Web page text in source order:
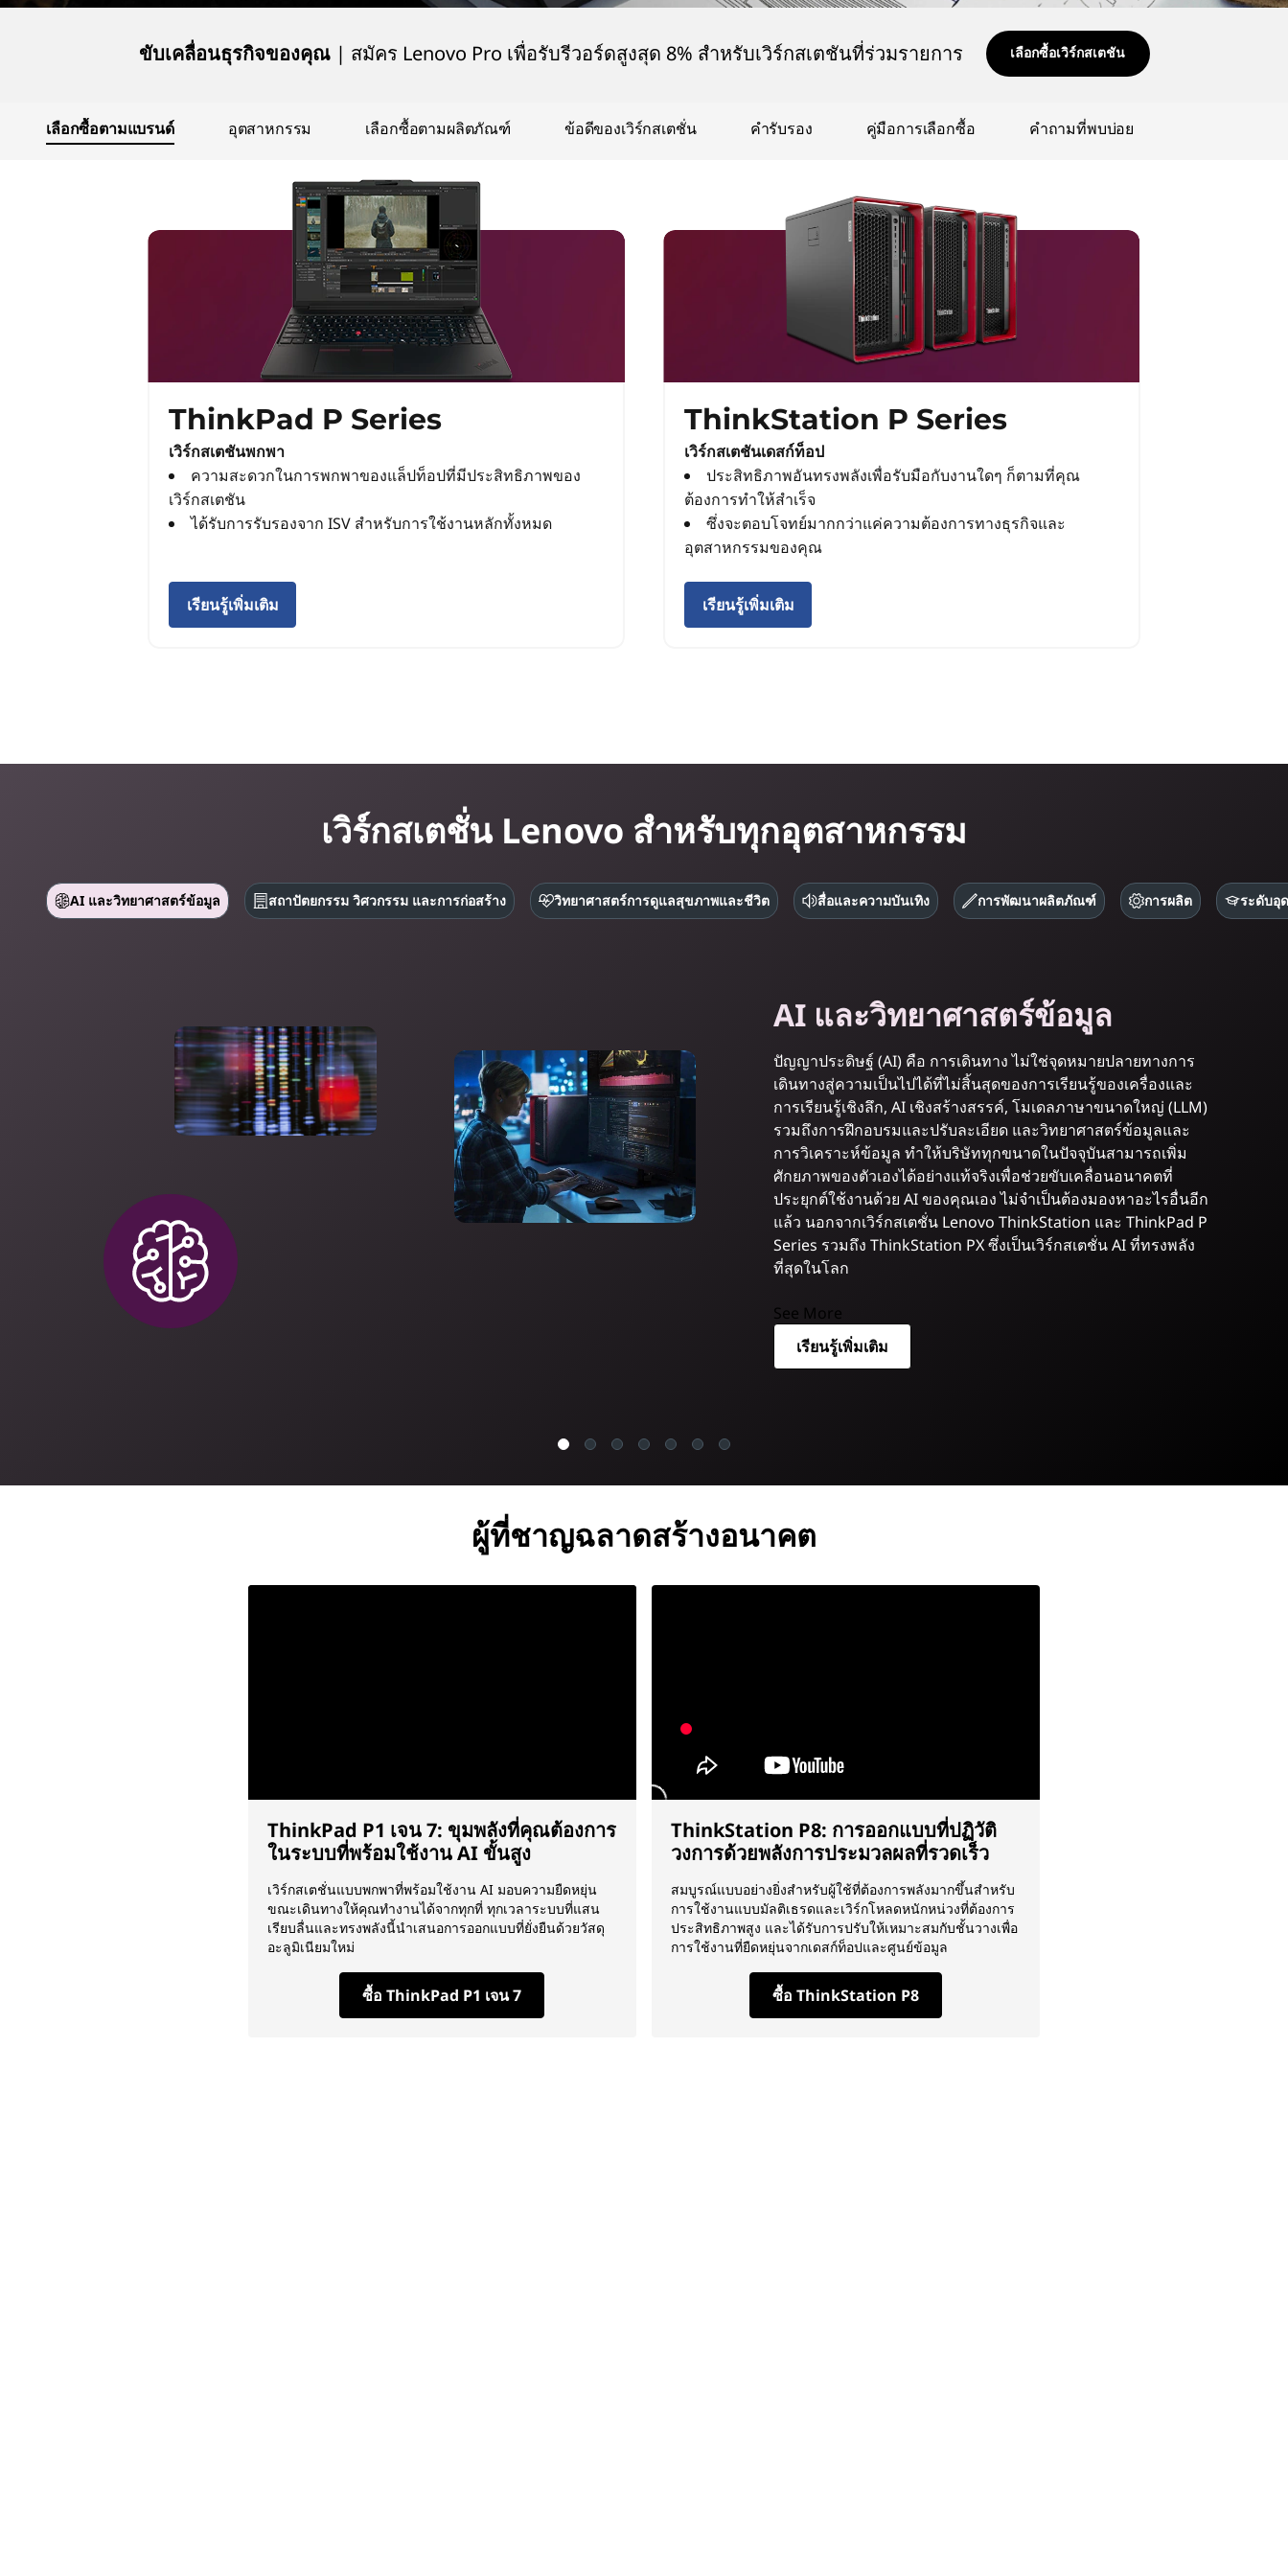
ขับเคลื่อนธุรกิจของคุณ| สมัคร Lenovo Pro เพื่อรับรีวอร์ดสูงสุด 8% สำหรับเวิร์กสเตชันที่ร่วมรายการ เลือกซื้อเวิร์กสเตชัน
เลือกซื้อตามแบรนด์ อุตสาหกรรม เลือกซื้อตามผลิตภัณฑ์ ข้อดีของเวิร์กสเตชั่น คำรับรอง คู่มือการเลือกซื้อ คำถามที่พบบ่อย
ThinkPad P Series
เวิร์กสเตชันพกพา
ความสะดวกในการพกพาของแล็ปท็อปที่มีประสิทธิภาพของ
เวิร์กสเตชัน
ได้รับการรับรองจาก ISV สำหรับการใช้งานหลักทั้งหมด
เรียนรู้เพิ่มเติม
ThinkStation P Series
เวิร์กสเตชันเดสก์ท็อป
ประสิทธิภาพอันทรงพลังเพื่อรับมือกับงานใดๆ ก็ตามที่คุณ
ต้องการทำให้สำเร็จ
ซึ่งจะตอบโจทย์มากกว่าแค่ความต้องการทางธุรกิจและ
อุตสาหกรรมของคุณ
เรียนรู้เพิ่มเติม
เวิร์กสเตชั่น Lenovo สำหรับทุกอุตสาหกรรม
AI และวิทยาศาสตร์ข้อมูล สถาปัตยกรรม วิศวกรรม และการก่อสร้าง วิทยาศาสตร์การดูแลสุขภาพและชีวิต สื่อและความบันเทิง การพัฒนาผลิตภัณฑ์ การผลิต ระดับอุ
AI และวิทยาศาสตร์ข้อมูล
ปัญญาประดิษฐ์ (AI) คือ การเดินทาง ไม่ใช่จุดหมายปลายทางการ
เดินทางสู่ความเป็นไปได้ที่ไม่สิ้นสุดของการเรียนรู้ของเครื่องและ
การเรียนรู้เชิงลึก, AI เชิงสร้างสรรค์, โมเดลภาษาขนาดใหญ่ (LLM)
รวมถึงการฝึกอบรมและปรับละเอียด และวิทยาศาสตร์ข้อมูลและ
การวิเคราะห์ข้อมูล ทำให้บริษัททุกขนาดในปัจจุบันสามารถเพิ่ม
ศักยภาพของตัวเองได้อย่างแท้จริงเพื่อช่วยขับเคลื่อนอนาคตที่
ประยุกต์ใช้งานด้วย AI ของคุณเอง ไม่จำเป็นต้องมองหาอะไรอื่นอีก
แล้ว นอกจากเวิร์กสเตชั่น Lenovo ThinkStation และ ThinkPad P
Series รวมถึง ThinkStation PX ซึ่งเป็นเวิร์กสเตชั่น AI ที่ทรงพลัง
ที่สุดในโลก
See More
เรียนรู้เพิ่มเติม
ผู้ที่ชาญฉลาดสร้างอนาคต
ThinkPad P1 เจน 7: ขุมพลังที่คุณต้องการ
ในระบบที่พร้อมใช้งาน AI ขั้นสูง
เวิร์กสเตชั่นแบบพกพาที่พร้อมใช้งาน AI มอบความยืดหยุ่น
ขณะเดินทางให้คุณทำงานได้จากทุกที่ ทุกเวลาระบบที่แสน
เรียบลื่นและทรงพลังนี้นำเสนอการออกแบบที่ยั่งยืนด้วยวัสดุ
อะลูมิเนียมใหม่
ซื้อ ThinkPad P1 เจน 7
ThinkStation P8: การออกแบบที่ปฏิวัติ
วงการด้วยพลังการประมวลผลที่รวดเร็ว
สมบูรณ์แบบอย่างยิ่งสำหรับผู้ใช้ที่ต้องการพลังมากขึ้นสำหรับ
การใช้งานแบบมัลติเธรดและเวิร์กโหลดหนักหน่วงที่ต้องการ
ประสิทธิภาพสูง และได้รับการปรับให้เหมาะสมกับชั้นวางเพื่อ
การใช้งานที่ยืดหยุ่นจากเดสก์ท็อปและศูนย์ข้อมูล
ซื้อ ThinkStation P8